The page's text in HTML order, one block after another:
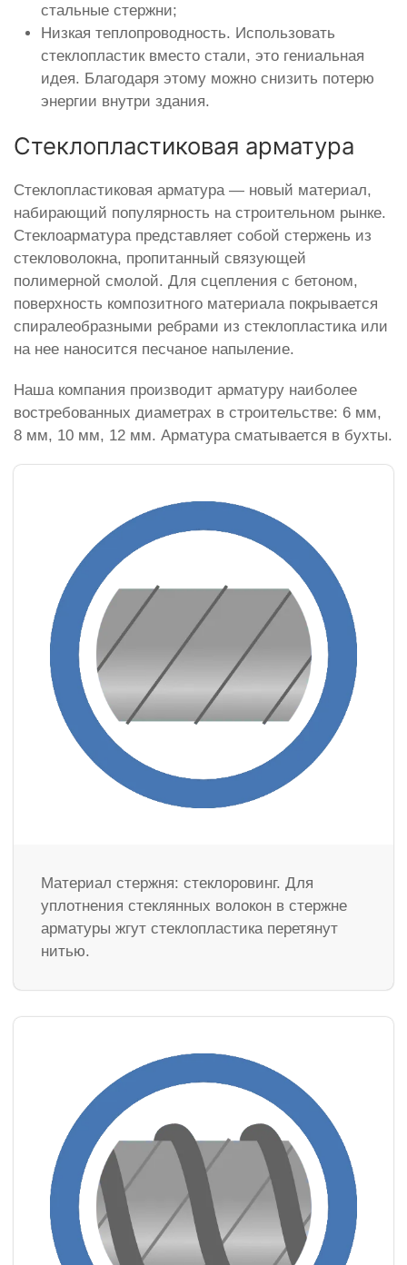
стальные стержни;
Низкая теплопроводность. Использовать
стеклопластик вместо стали, это гениальная
идея. Благодаря этому можно снизить потерю
энергии внутри здания.
Стеклопластиковая арматура
Стеклопластиковая арматура — новый материал,
набирающий популярность на строительном рынке.
Стеклоарматура представляет собой стержень из
стекловолокна, пропитанный связующей
полимерной смолой. Для сцепления с бетоном,
поверхность композитного материала покрывается
спиралеобразными ребрами из стеклопластика или
на нее наносится песчаное напыление.
Наша компания производит арматуру наиболее
востребованных диаметрах в строительстве: 6 мм,
8 мм, 10 мм, 12 мм. Арматура сматывается в бухты.
Материал стержня: стеклоровинг. Для
уплотнения стеклянных волокон в стержне
арматуры жгут стеклопластика перетянут
нитью.